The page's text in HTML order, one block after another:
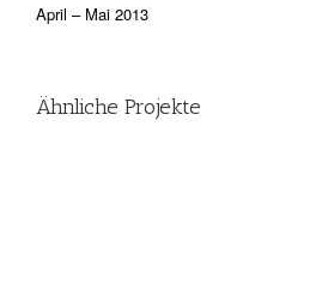
April – Mai 2013
Ähnliche Projekte